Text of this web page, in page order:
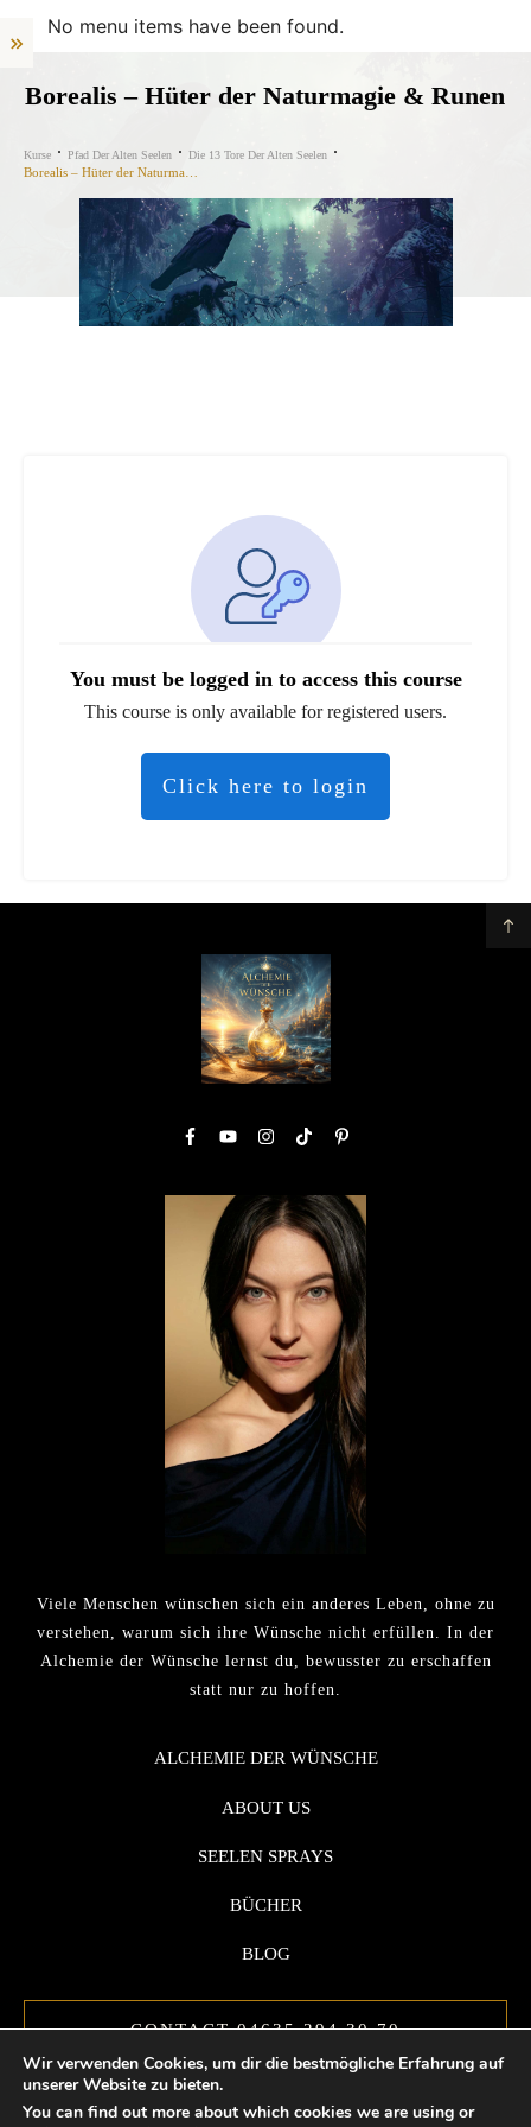
No menu items have been found.
Borealis – Hüter der Naturmagie & Runen
Kurse Pfad Der Alten Seelen Die 13 Tore Der Alten Seelen
You must be logged in to access this course
This course is only available for registered users.
Click here to login
Viele Menschen wünschen sich ein anderes Leben, ohne zu
verstehen, warum sich ihre Wünsche nicht erfüllen. In der
Alchemie der Wünsche lernst du, bewusster zu erschaffen
statt nur zu hoffen.
ALCHEMIE DER WÜNSCHE
ABOUT US
SEELEN SPRAYS
BÜCHER
BLOG
CONTACT 04635 294 30 70
Wir verwenden Cookies, um dir die bestmögliche Erfahrung auf
unserer Website zu bieten.
You can find out more about which cookies we are using or